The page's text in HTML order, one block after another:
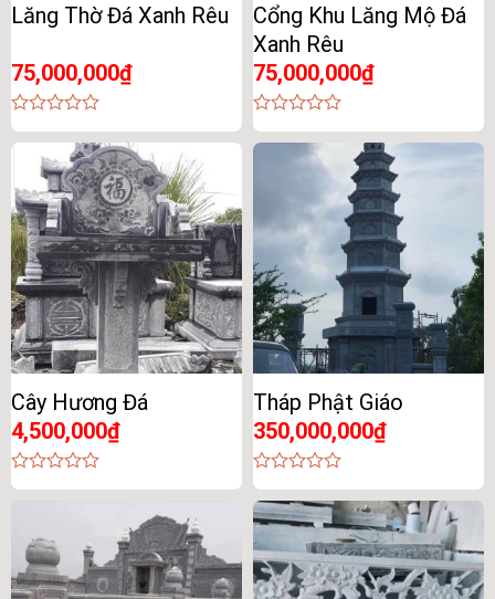
Lăng Thờ Đá Xanh Rêu
75,000,000₫
0
out
Cổng Khu Lăng Mộ Đá
Xanh Rêu
75,000,000₫
0
out
Cây Hương Đá
4,500,000₫
0
Tháp Phật Giáo
350,000,000₫
0
out
of
5